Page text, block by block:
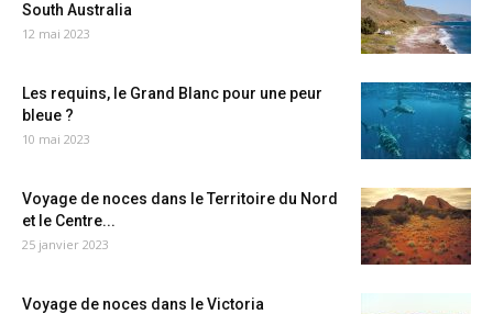
South Australia
12 mai 2023
Les requins, le Grand Blanc pour une peur
bleue ?
10 mai 2023
Voyage de noces dans le Territoire du Nord
et le Centre...
25 janvier 2023
Voyage de noces dans le Victoria